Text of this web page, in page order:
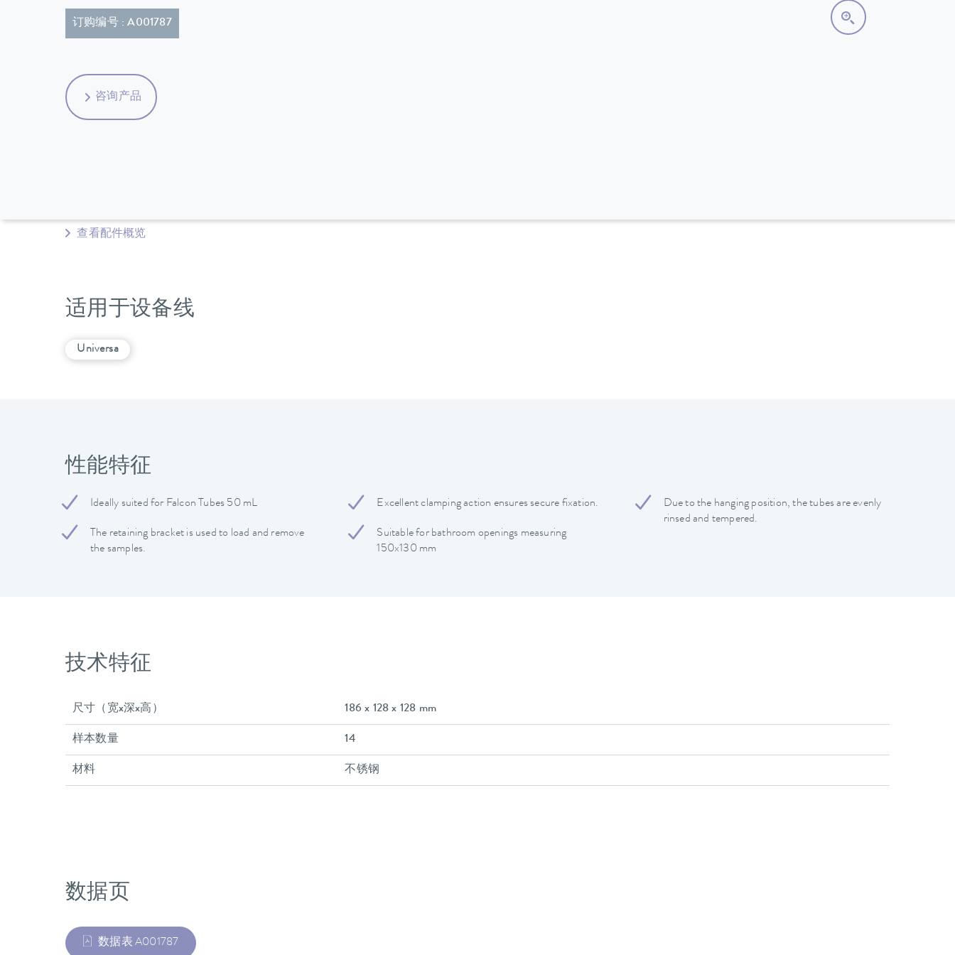
订购编号 : A001787
咨询产品
查看配件概览
适用于设备线
Universa
性能特征
Ideally suited for Falcon Tubes 50 mL
The retaining bracket is used to load and remove
the samples.
Excellent clamping action ensures secure fixation.
Suitable for bathroom openings measuring
150x130 mm
Due to the hanging position, the tubes are evenly
rinsed and tempered.
技术特征
尺寸（宽x深x高） 186 x 128 x 128 mm
样本数量 14
材料 不锈钢
数据页
数据表 A001787